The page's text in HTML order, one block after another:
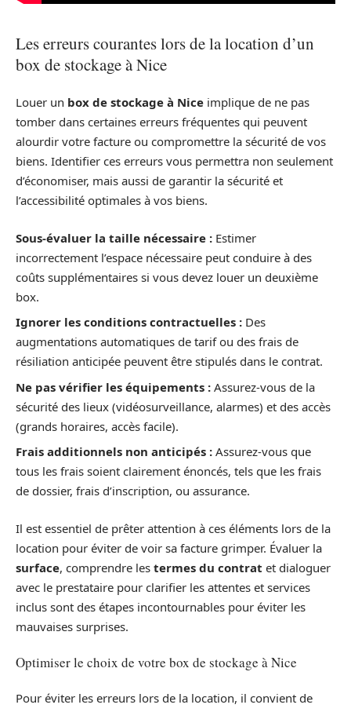
Les erreurs courantes lors de la location d’un
box de stockage à Nice
Louer un box de stockage à Nice implique de ne pas
tomber dans certaines erreurs fréquentes qui peuvent
alourdir votre facture ou compromettre la sécurité de vos
biens. Identifier ces erreurs vous permettra non seulement
d’économiser, mais aussi de garantir la sécurité et
l’accessibilité optimales à vos biens.
Sous-évaluer la taille nécessaire : Estimer
incorrectement l’espace nécessaire peut conduire à des
coûts supplémentaires si vous devez louer un deuxième
box.
Ignorer les conditions contractuelles : Des
augmentations automatiques de tarif ou des frais de
résiliation anticipée peuvent être stipulés dans le contrat.
Ne pas vérifier les équipements : Assurez-vous de la
sécurité des lieux (vidéosurveillance, alarmes) et des accès
(grands horaires, accès facile).
Frais additionnels non anticipés : Assurez-vous que
tous les frais soient clairement énoncés, tels que les frais
de dossier, frais d’inscription, ou assurance.
Il est essentiel de prêter attention à ces éléments lors de la
location pour éviter de voir sa facture grimper. Évaluer la
surface, comprendre les termes du contrat et dialoguer
avec le prestataire pour clarifier les attentes et services
inclus sont des étapes incontournables pour éviter les
mauvaises surprises.
Optimiser le choix de votre box de stockage à Nice
Pour éviter les erreurs lors de la location, il convient de